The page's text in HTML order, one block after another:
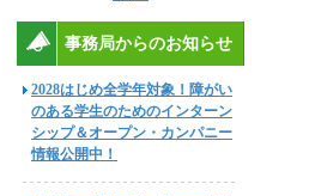
事務局からのお知らせ
2028はじめ全学年対象！障がい
のある学生のためのインターン
シップ＆オープン・カンパニー
情報公開中！